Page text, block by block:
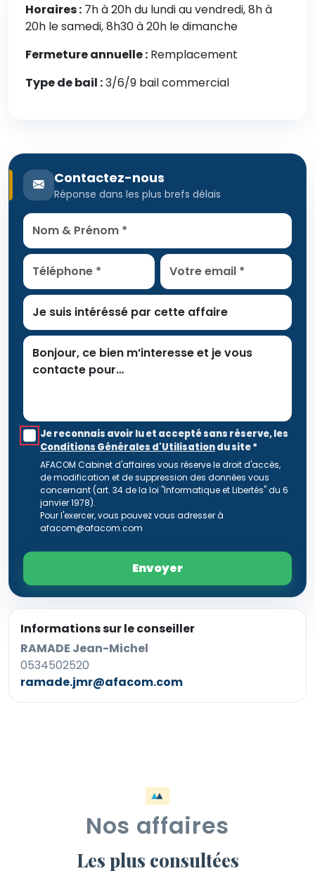
Horaires : 7h à 20h du lundi au vendredi, 8h à
20h le samedi, 8h30 à 20h le dimanche
Fermeture annuelle : Remplacement
Type de bail :3/6/9 bail commercial
Contactez-nous
Réponse dans les plus brefs délais
Je reconnais avoir lu et accepté sans réserve, les
Conditions Générales d'Utilisationdu site*
AFACOM Cabinet d'affaires vous réserve le droit d'accès,
de modification et de suppression des données vous
concernant (art. 34 de la loi "Informatique et Libertés" du 6
janvier 1978).
Pour l'exercer, vous pouvez vous adresser à
afacom@afacom.com
Envoyer
Informations sur le conseiller
RAMADE Jean-Michel
0534502520
ramade.jmr@afacom.com
Nos affaires
Les plus consultées